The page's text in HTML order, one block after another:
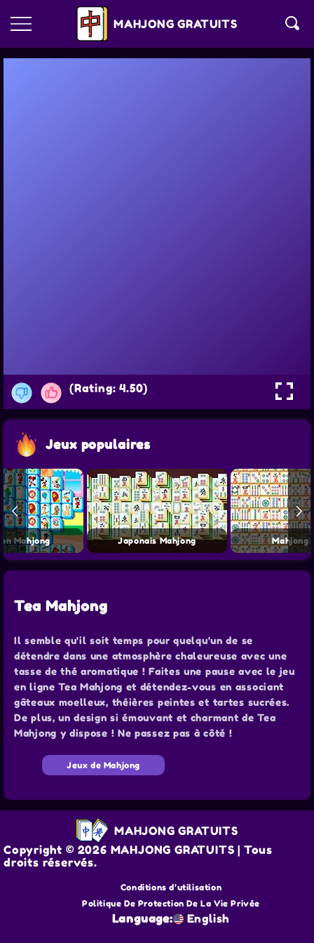
MAHJONG GRATUITS
(Rating: 4.50)
Jeux populaires
Mahjong Japonais Mahjong Mahjong
Tea Mahjong
Il semble qu'il soit temps pour quelqu'un de se
détendre dans une atmosphère chaleureuse avec une
tasse de thé aromatique ! Faites une pause avec le jeu
en ligne Tea Mahjong et détendez-vous en associant
gâteaux moelleux, théières peintes et tartes sucrées.
De plus, un design si émouvant et charmant de Tea
Mahjong y dispose ! Ne passez pas à côté !
Jeux de Mahjong
MAHJONG GRATUITS
Copyright © 2026 MAHJONG GRATUITS | Tous
droits réservés.
Conditions d’utilisation
Politique De Protection De La Vie Privée
Language: English